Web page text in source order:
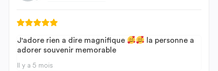
J'adore rien a dire magnifique
la personne a
adorer souvenir memorable
Il y a 5 mois